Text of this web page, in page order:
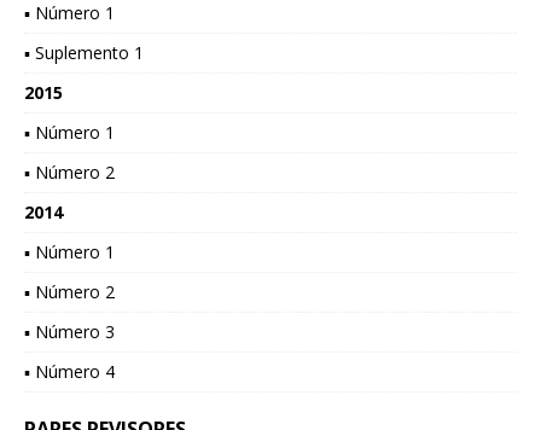
▪ Número 1
▪ Suplemento 1
2015
▪ Número 1
▪ Número 2
2014
▪ Número 1
▪ Número 2
▪ Número 3
▪ Número 4